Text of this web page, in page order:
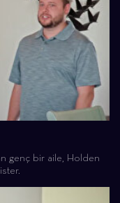
genç bir aile, Holden